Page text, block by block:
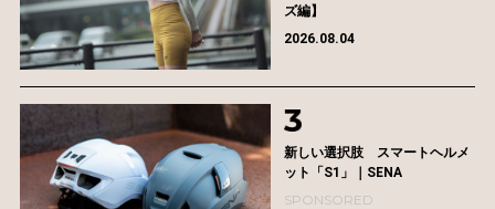
ズ編】
2026.08.04
新しい選択肢 スマートヘルメ
ット「S1」｜SENA
SPONSORED